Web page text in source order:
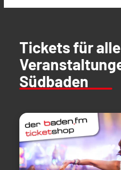
Tickets für alle
Südbaden